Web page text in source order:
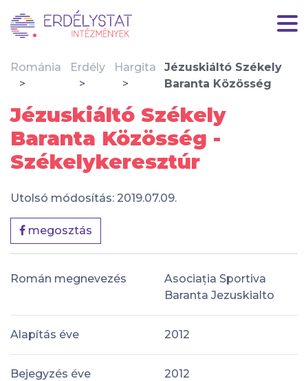
Románia Erdély Hargita
Jézuskiáltó Székely
Baranta Közösség
Jézuskiáltó Székely
Baranta Közösség -
Székelykeresztúr
Utolsó módosítás: 2019.07.09.
megosztás
Román megnevezés
Asociația Sportiva
Baranta Jezuskialto
Alapítás éve 2012
Bejegyzés éve 2012